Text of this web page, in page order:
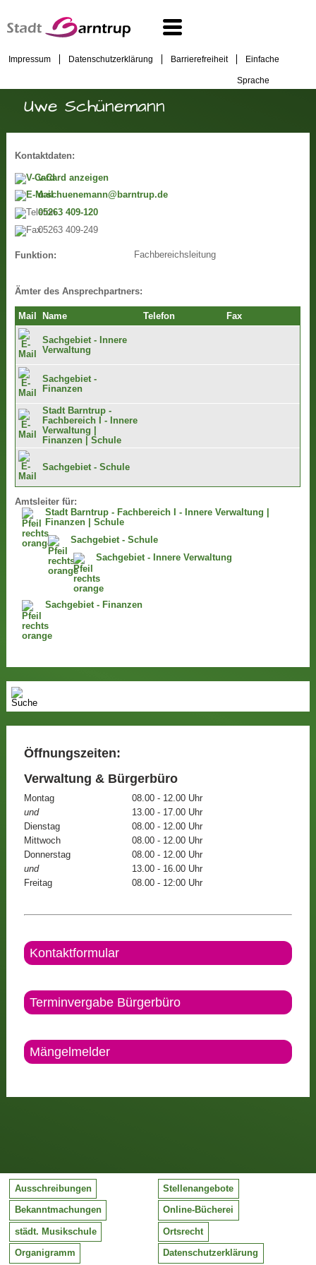
Impressum Datenschutzerklärung Barrierefreiheit Einfache
Sprache
Uwe Schünemann
Kontaktdaten:
v-Card anzeigen
u.schuenemann@barntrup.de
05263 409-120
05263 409-249
Funktion: Fachbereichsleitung
Ämter des Ansprechpartners:
Mail Name Telefon Fax
Sachgebiet - Innere
Verwaltung
Sachgebiet -
Finanzen
Stadt Barntrup -
Fachbereich I - Innere
Verwaltung |
Finanzen | Schule
Sachgebiet - Schule
Amtsleiter für:
Stadt Barntrup - Fachbereich I - Innere Verwaltung |
Finanzen | Schule
Sachgebiet - Schule
Sachgebiet - Innere Verwaltung
Sachgebiet - Finanzen
Öffnungszeiten:
Verwaltung & Bürgerbüro
Montag
08.00 - 12.00 Uhr
und
13.00 - 17.00 Uhr
Dienstag
08.00 - 12.00 Uhr
Mittwoch
08.00 - 12.00 Uhr
Donnerstag
08.00 - 12.00 Uhr
und
13.00 - 16.00 Uhr
Freitag
08.00 - 12:00 Uhr
Kontaktformular
Terminvergabe Bürgerbüro
Mängelmelder
Ausschreibungen Stellenangebote
Bekanntmachungen Online-Bücherei
städt. Musikschule Ortsrecht
Organigramm Datenschutzerklärung